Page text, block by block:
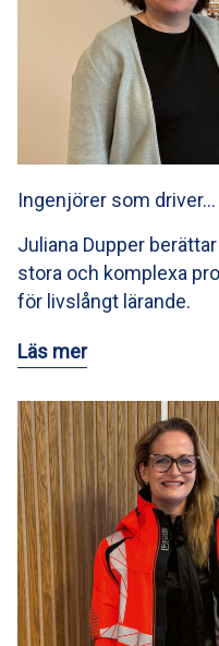
Ingenjörer som driver…
Juliana Dupper
stora och komplexa
för livslångt lärande.
Läs mer